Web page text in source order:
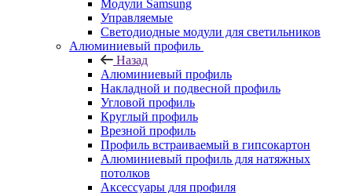
Модули Samsung
Управляемые
Светодиодные модули для светильников
Алюминиевый профиль
Назад
Алюминиевый профиль
Накладной и подвесной профиль
Угловой профиль
Круглый профиль
Врезной профиль
Профиль встраиваемый в гипсокартон
Алюминиевый профиль для натяжных
потолков
Аксессуары для профиля